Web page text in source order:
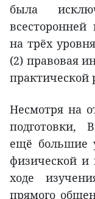
была
на трёх
(2) правовая
практической
Несмотря на
подготовки,
ещё большие
физической и
ходе
прямого